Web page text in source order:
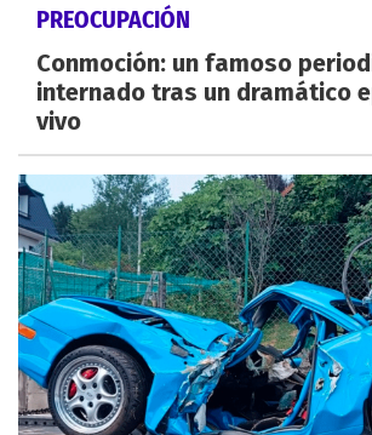
PREOCUPACIÓN
Conmoción: un famoso
internado tras un dramático
vivo